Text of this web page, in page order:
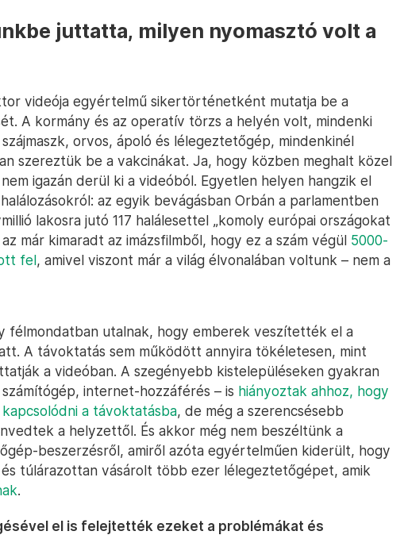
juttatta, milyen nyomasztó volt a
videója egyértelmű sikertörténetként mutatja be a
A kormány és az operatív törzs a helyén volt, mindenki
orvos, ápoló és lélegeztetőgép, mindenkinél
szereztük be a vakcinákat. Ja, hogy közben meghalt közel
igazán derül ki a videóból. Egyetlen helyen hangzik el
az egyik bevágásban Orbán a parlamentben
lakosra jutó 117 halálesettel „komoly európai országokat
már kimaradt az imázsfilmből, hogy ez a szám végül 5000-
fel, amivel viszont már a világ élvonalában voltunk – nem a
félmondatban utalnak, hogy emberek veszítették el a
A távoktatás sem működött annyira tökéletesen, mint
a videóban. A szegényebb kistelepüléseken gyakran
internet-hozzáférés – is hiányoztak ahhoz, hogy
a távoktatásba, de még a szerencsésebb
a helyzettől. És akkor még nem beszéltünk a
beszerzésről, amiről azóta egyértelműen kiderült, hogy
túlárazottan vásárolt több ezer lélegeztetőgépet, amik
.
el is felejtették ezeket a problémákat és